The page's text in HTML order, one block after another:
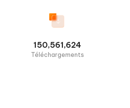
150,561,624
Téléchargements